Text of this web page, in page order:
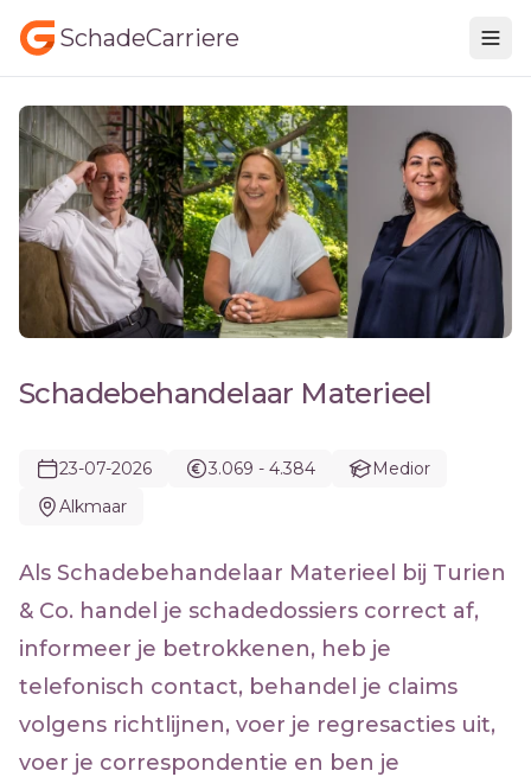
SchadeCarriere
Schadebehandelaar Materieel
23-07-2026 3.069 - 4.384
Medior
Alkmaar
Als Schadebehandelaar Materieel bij Turien
& Co. handel je schadedossiers correct af,
informeer je betrokkenen, heb je
telefonisch contact, behandel je claims
volgens richtlijnen, voer je regresacties uit,
voer je correspondentie en ben je